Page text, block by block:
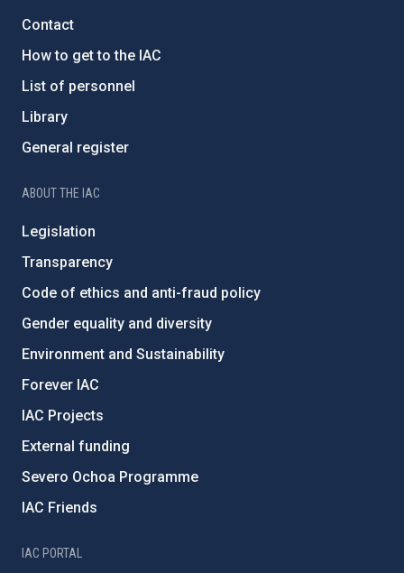
Contact
How to get to the IAC
List of personnel
Library
General register
ABOUT THE IAC
Legislation
Transparency
Code of ethics and anti-fraud policy
Gender equality and diversity
Environment and Sustainability
Forever IAC
IAC Projects
External funding
Severo Ochoa Programme
IAC Friends
IAC PORTAL